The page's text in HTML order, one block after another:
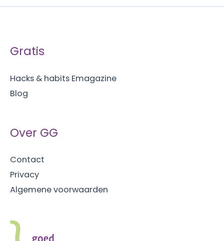
Gratis
Hacks & habits Emagazine
Blog
Over GG
Contact
Privacy
Algemene voorwaarden